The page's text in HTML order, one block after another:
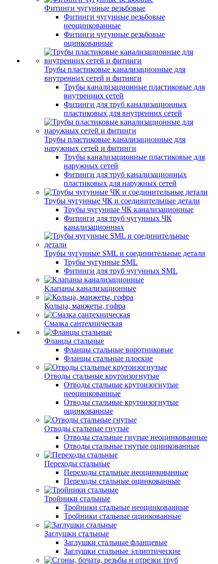
Фитинги чугунные резьбовые
Фитинги чугунные резьбовые
неоцинкованные
Фитинги чугунные резьбовые
оцинкованные
Трубы пластиковые канализационные для
внутренних сетей и фитинги
Трубы канализационные пластиковые для
внутренних сетей
Фитинги для труб канализационных
пластиковых для внутренних сетей
Трубы пластиковые канализационные для
наружных сетей и фитинги
Трубы канализационные пластиковые для
наружных сетей
Фитинги для труб канализационных
пластиковых для наружных сетей
Трубы чугунные ЧК и соединительные детали
Трубы чугунные ЧК канализационные
Фитинги для труб чугунных ЧК
канализационных
Трубы чугунные SML и соединительные детали
Трубы чугунные SML
Фитинги для труб чугунных SML
Клапаны канализационные
Кольца, манжеты, гофра
Смазка сантехническая
Фланцы стальные
Фланцы стальные воротниковые
Фланцы стальные плоские
Отводы стальные крутоизогнутые
Отводы стальные крутоизогнутые
неоцинкованные
Отводы стальные крутоизогнутые
оцинкованные
Отводы стальные гнутые
Отводы стальные гнутые неоцинкованные
Отводы стальные гнутые оцинкованные
Переходы стальные
Переходы стальные неоцинкованные
Переходы стальные оцинкованные
Тройники стальные
Тройники стальные неоцинкованные
Тройники стальные оцинкованные
Заглушки стальные
Заглушки стальные фланцевые
Заглушки стальные эллиптические